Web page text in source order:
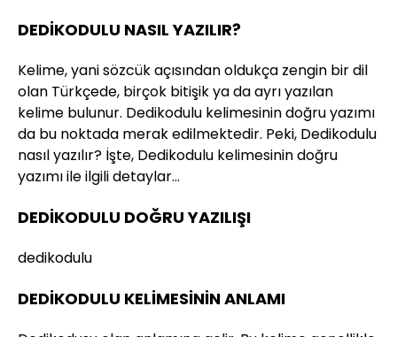
DEDİKODULU NASIL YAZILIR?
Kelime, yani sözcük açısından oldukça zengin bir dil
olan Türkçede, birçok bitişik ya da ayrı yazılan
kelime bulunur. Dedikodulu kelimesinin doğru yazımı
da bu noktada merak edilmektedir. Peki, Dedikodulu
nasıl yazılır? İşte, Dedikodulu kelimesinin doğru
yazımı ile ilgili detaylar…
DEDİKODULU DOĞRU YAZILIŞI
dedikodulu
DEDİKODULU KELİMESİNİN ANLAMI